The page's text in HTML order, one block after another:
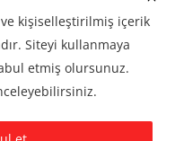
Tüm hakları saklıdır.
kişiselleştirilmiş içerik
Siteyi kullanmaya
etmiş olursunuz.